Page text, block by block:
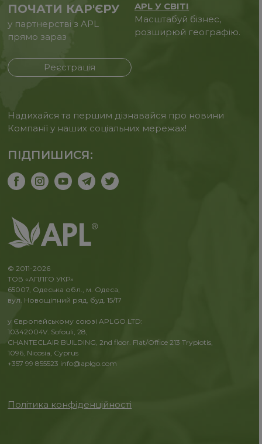
ПОЧАТИ КАР'ЄРУ
у партнерстві з APL
прямо зараз
Реєстрація
APL У СВІТІ
Масштабуй бізнес,
розширюй географію.
Надихайся та першим дізнавайся про новини
Компанії у наших соціальних мережах!
ПІДПИШИСЯ:
© 2011-2026
ТОВ «АПЛГО УКР»
65007, Одеська обл., м. Одеса,
вул. Новощіпний ряд, буд. 15/17
у Європейському союзі APLGO LTD:
10342004V. Sofouli, 28,
CHANTECLAIR BUILDING, 2nd floor. Flat/Office 213 Trypiotis,
1096, Nicosia, Cyprus
+357 99 855523 info@aplgo.com
Політика конфіденційності